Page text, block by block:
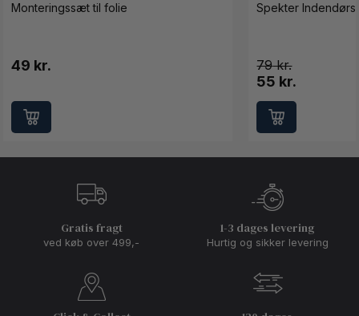
Monteringssæt til folie
49 kr.
Spekter
79
55 kr.
Gratis fragt
ved køb over 499,-
1-3 dages levering
Hurtig og sikker levering